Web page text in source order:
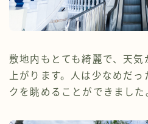
敷地内もとても綺麗で、天
上がります。人は少なめだ
クを眺めることができました